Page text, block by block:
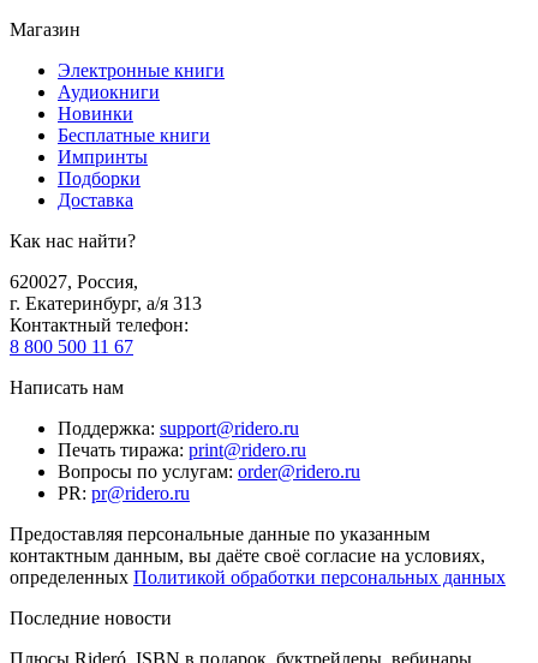
Магазин
Электронные книги
Аудиокниги
Новинки
Бесплатные книги
Импринты
Подборки
Доставка
Как нас найти?
620027, Россия,
г. Екатеринбург, а/я 313
Контактный телефон:
8 800 500 11 67
Написать нам
Поддержка: support@ridero.ru
Печать тиража: print@ridero.ru
Вопросы по услугам: order@ridero.ru
PR: pr@ridero.ru
Предоставляя персональные данные по указанным
контактным данным, вы даёте своё согласие на условиях,
определенных Политикой обработки персональных данных
Последние новости
Плюсы Rideró, ISBN в подарок, буктрейлеры, вебинары